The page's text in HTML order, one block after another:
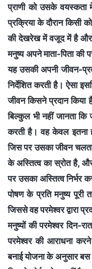
प्राणी को उसके वयस्कता
प्रक्रिया के दौरान किसी
की देखरेख में वजूद में है और
मनुष्य अपने माता-पिता की
यह उसकी अपनी जीवन-
निर्देशित करती है। ऐसा
जीवन किसने प्रदान
बिल्कुल भी नहीं जानता कि
करती है। वह केवल इतना
जिस पर उसका जीवन
के अस्तित्व का स्रोत है,
पर उसका अस्तित्व
पोषण के प्रति मनुष्य
जिससे वह परमेश्वर द्वारा
मनुष्यों की परमेश्वर दिन-
परमेश्वर की आराधना
बनाई योजना के अनुसार बस